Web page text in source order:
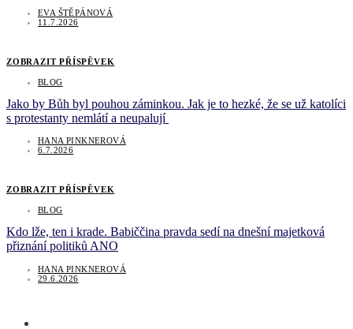
EVA ŠTĚPÁNOVÁ
11.7.2026
ZOBRAZIT PŘÍSPĚVEK
BLOG
Jako by Bůh byl pouhou záminkou. Jak je to hezké, že se už katolíci
s protestanty nemlátí a neupalují
HANA PINKNEROVÁ
6.7.2026
ZOBRAZIT PŘÍSPĚVEK
BLOG
Kdo lže, ten i krade. Babiččina pravda sedí na dnešní majetková
přiznání politiků ANO
HANA PINKNEROVÁ
29.6.2026